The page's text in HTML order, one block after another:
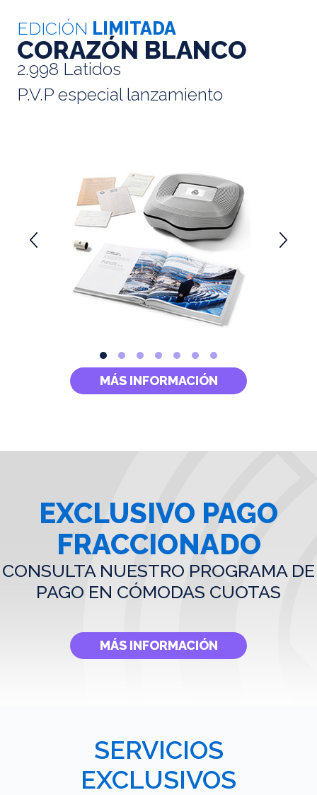
EDICIÓN LIMITADA
CORAZÓN BLANCO
2.998 Latidos
P.V.P especial lanzamiento
MÁS INFORMACIÓN
EXCLUSIVO PAGO
FRACCIONADO
CONSULTA NUESTRO PROGRAMA DE
PAGO EN CÓMODAS CUOTAS
MÁS INFORMACIÓN
SERVICIOS
EXCLUSIVOS